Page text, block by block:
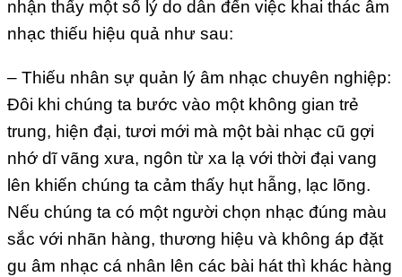
nhận thấy một số lý do dẫn đến việc khai thác âm
nhạc thiếu hiệu quả như sau:
– Thiếu nhân sự quản lý âm nhạc chuyên nghiệp:
Đôi khi chúng ta bước vào một không gian trẻ
trung, hiện đại, tươi mới mà một bài nhạc cũ gợi
nhớ dĩ vãng xưa, ngôn từ xa lạ với thời đại vang
lên khiến chúng ta cảm thấy hụt hẫng, lạc lõng.
Nếu chúng ta có một người chọn nhạc đúng màu
sắc với nhãn hàng, thương hiệu và không áp đặt
gu âm nhạc cá nhân lên các bài hát thì khác hàng